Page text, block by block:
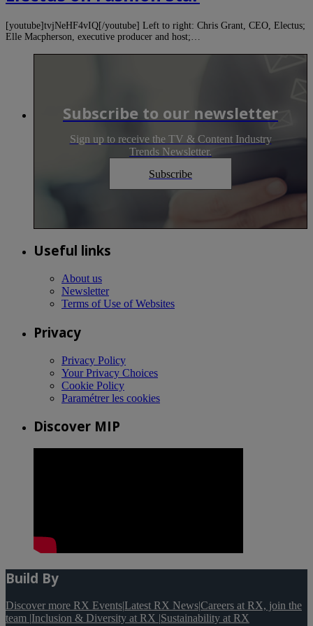
[youtube]tvjNeHF4vIQ[/youtube] Left to right: Chris Grant, CEO, Electus;
Elle Macpherson, executive producer and host;…
Subscribe to our newsletter
Sign up to receive the TV & Content Industry
Trends Newsletter.
Subscribe
Useful links
About us
Newsletter
Terms of Use of Websites
Privacy
Privacy Policy
Your Privacy Choices
Cookie Policy
Paramétrer les cookies
Discover MIP
Build By
Discover more RX Events|Latest RX News|Careers at RX, join the
team |Inclusion & Diversity at RX |Sustainability at RX